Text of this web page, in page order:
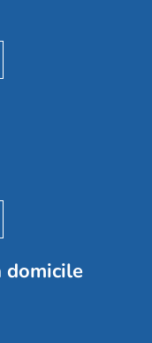
domicile